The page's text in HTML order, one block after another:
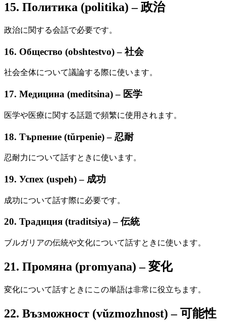
15. Политика (politika) – 政治
政治に関する会話で必要です。
16. Общество (obshtestvo) – 社会
社会全体について議論する際に使います。
17. Медицина (meditsina) – 医学
医学や医療に関する話題で頻繁に使用されます。
18. Търпение (tŭrpenie) – 忍耐
忍耐力について話すときに使います。
19. Успех (uspeh) – 成功
成功について話す際に必要です。
20. Традиция (traditsiya) – 伝統
ブルガリアの伝統や文化について話すときに使います。
21. Промяна (promyana) – 変化
変化について話すときにこの単語は非常に役立ちます。
22. Възможност (vŭzmozhnost) – 可能性